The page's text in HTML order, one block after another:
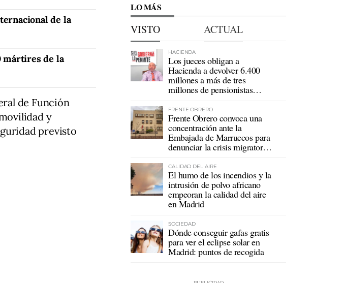
de la
mártires de la
de Función
y
previsto
LO MÁS
VISTO ACTUAL
HACIENDA
Los jueces obligan a
Hacienda a devolver 6.400
millones a más de tres
millones de pensionistas
FRENTE OBRERO
Frente Obrero convoca una
concentración ante la
Embajada de Marruecos para
denunciar la crisis migratoria
CALIDAD DEL AIRE
El humo de los incendios y la
intrusión de polvo africano
empeoran la calidad del aire
en Madrid
SOCIEDAD
Dónde conseguir gafas gratis
para ver el eclipse solar en
Madrid: puntos de recogida